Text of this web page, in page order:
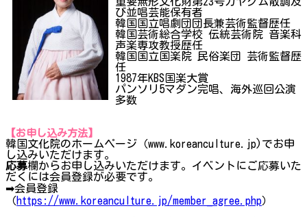
び並唱芸能保有者
韓国国立唱劇団団長兼芸術監督歴任
韓国芸術総合学校 伝統芸術院 音楽科
声楽専攻教授歴任
韓国国立国楽院 民俗楽団 芸術監督歴
任
1987年KBS国楽大賞
パンソリ5マダン完唱、海外巡回公演
多数
【お申し込み方法】
韓国文化院のホームページ（www.koreanculture.jp)でお申
し込みいただけます。
応募欄からお申し込みいただけます。イベントにご応募いた
だくには会員登録が必要です。
➡会員登録
（https://www.koreanculture.jp/member_agree.php）